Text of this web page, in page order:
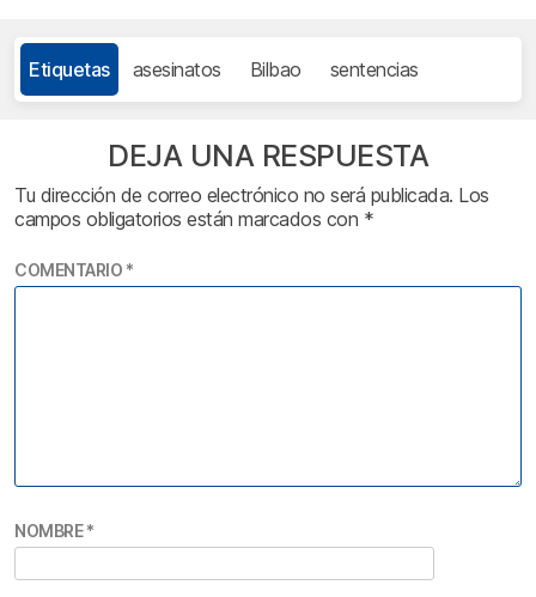
Etiquetas asesinatos Bilbao sentencias
DEJA UNA RESPUESTA
Tu dirección de correo electrónico no será publicada. Los
campos obligatorios están marcados con *
COMENTARIO *
NOMBRE*